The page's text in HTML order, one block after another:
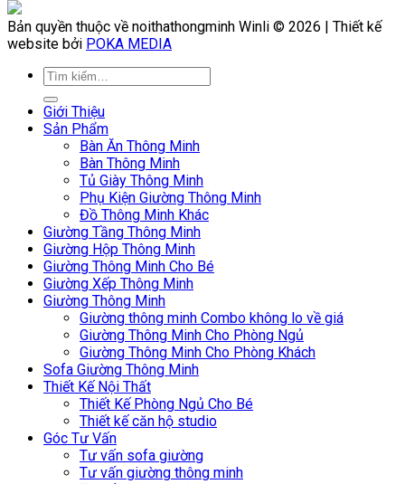
Bản quyền thuộc về noithathongminh Winli © 2026 | Thiết kế
website bởi POKA MEDIA
Giới Thiệu
Sản Phẩm
Bàn Ăn Thông Minh
Bàn Thông Minh
Tủ Giày Thông Minh
Phụ Kiện Giường Thông Minh
Đồ Thông Minh Khác
Giường Tầng Thông Minh
Giường Hộp Thông Minh
Giường Thông Minh Cho Bé
Giường Xếp Thông Minh
Giường Thông Minh
Giường thông minh Combo không lo về giá
Giường Thông Minh Cho Phòng Ngủ
Giường Thông Minh Cho Phòng Khách
Sofa Giường Thông Minh
Thiết Kế Nội Thất
Thiết Kế Phòng Ngủ Cho Bé
Thiết kế căn hộ studio
Góc Tư Vấn
Tư vấn sofa giường
Tư vấn giường thông minh